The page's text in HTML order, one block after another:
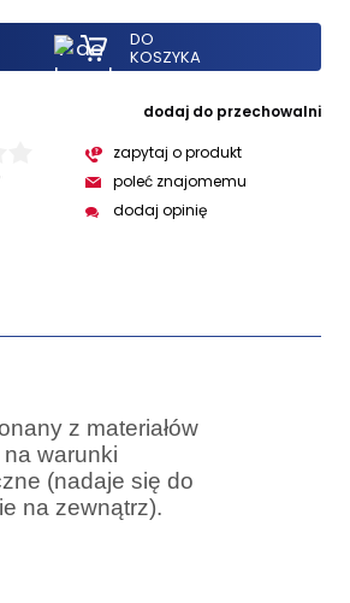
DO
KOSZYKA
dodaj do przechowalni
zapytaj o produkt
poleć znajomemu
dodaj opinię
z materiałów
warunki
(nadaje się do
na zewnątrz).